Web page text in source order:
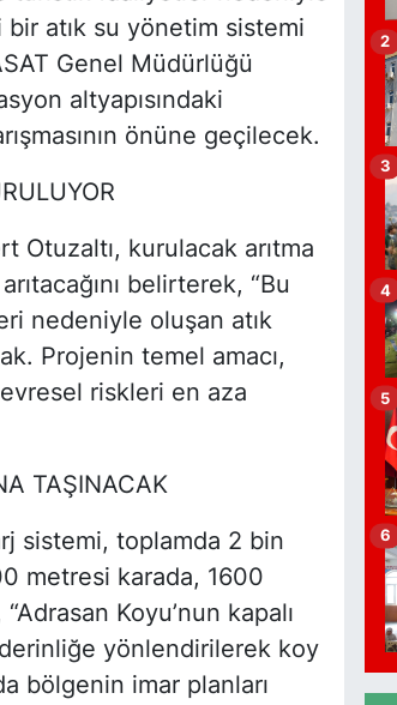
atık su yönetim sistemi
Genel Müdürlüğü
altyapısındaki
önüne geçilecek.
Otuzaltı, kurulacak arıtma
belirterek, “Bu
nedeniyle oluşan atık
Projenin temel amacı,
riskleri en aza
TAŞINACAK
sistemi, toplamda 2 bin
metresi karada, 1600
Koyu’nun kapalı
derinliğe yönlendirilerek koy
bölgenin imar planları
2
3
4
5
6